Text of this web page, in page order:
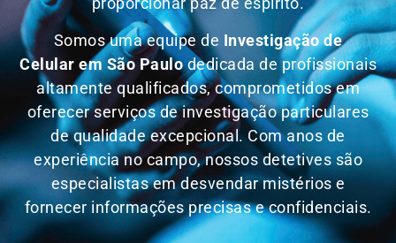
Somos uma equipe de Investigação de
Celular em São Paulodedicada de profissionais
altamente qualificados, comprometidos em
oferecer serviços de investigação particulares
de qualidade excepcional. Com anos de
experiência no campo, nossos detetives são
especialistas em desvendar mistérios e
fornecer informações precisas e confidenciais.